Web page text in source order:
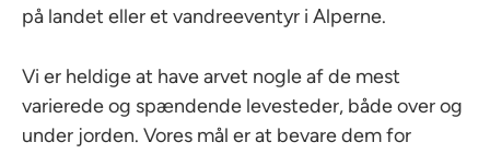
på landet eller et vandreeventyr i Alperne.
Vi er heldige at have arvet nogle af de mest
varierede og spændende levesteder, både over og
under jorden. Vores mål er at bevare dem for